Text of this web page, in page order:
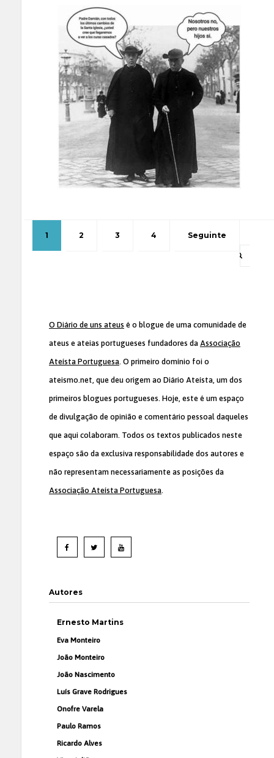
1 2 3 4 Seguinte
O Diário de uns ateus é o blogue de uma comunidade de
ateus e ateias portugueses fundadores da Associação
Ateísta Portuguesa. O primeiro domínio foi o
ateismo.net, que deu origem ao Diário Ateísta, um dos
primeiros blogues portugueses. Hoje, este é um espaço
de divulgação de opinião e comentário pessoal daqueles
que aqui colaboram. Todos os textos publicados neste
espaço são da exclusiva responsabilidade dos autores e
não representam necessariamente as posições da
Associação Ateísta Portuguesa.
Autores
Ernesto Martins
Eva Monteiro
João Monteiro
João Nascimento
Luís Grave Rodrigues
Onofre Varela
Paulo Ramos
Ricardo Alves